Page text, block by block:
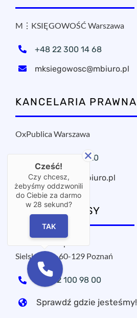
M⋮KSIĘGOWOŚĆ Warszawa
+48 22 300 14 68
mksiegowosc@mbiuro.pl
KANCELARIA PRAWNA
OxPublica Warszawa
+48 22 295 11 20
oxpublica@mbiuro.pl
NASZE ADRESY
Sielska 17A, 60-129 Poznań
+48 22 100 98 00
Sprawdź gdzie jesteśmy!
Cześć!
Czy chcesz,
żebyśmy oddzwonili
do Ciebie za darmo
w 28 sekund?
TAK